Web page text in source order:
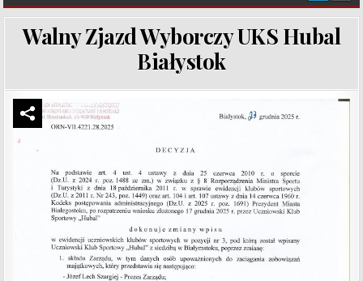
Walny Zjazd Wyborczy UKS Hubal
Białystok